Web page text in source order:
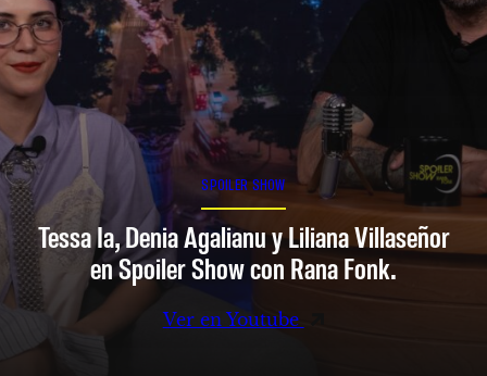
SPOILER SHOW
Tessa Ia, Denia Agalianu y Liliana Villaseñor
en Spoiler Show con Rana Fonk.
Ver en Youtube